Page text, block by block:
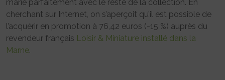
marie parfaitement avec le reste de la collection. En
cherchant sur Internet, on s’aperçoit qu’il est possible de
l’acquérir en promotion à 76,42 euros (-15 %) auprès du
revendeur français Loisir & Miniature installé dans la
Marne.